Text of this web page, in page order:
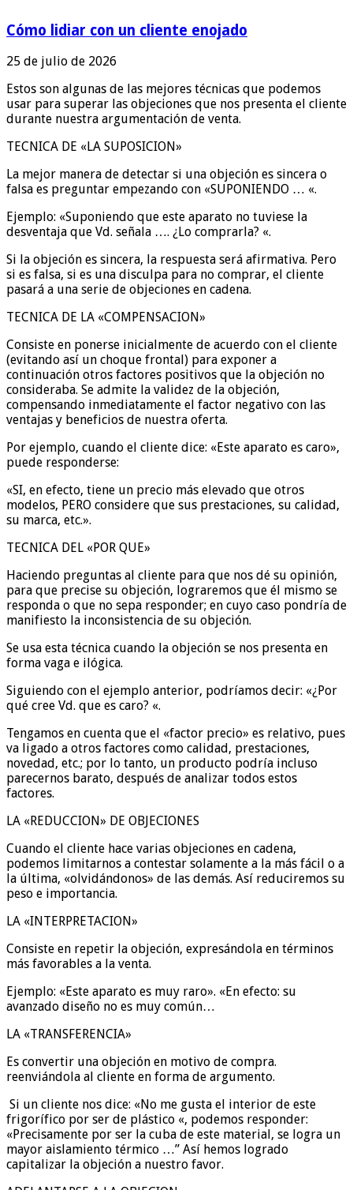
Cómo lidiar con un cliente enojado
25 de julio de 2026
Estos son algunas de las mejores técnicas que podemos
usar para superar las objeciones que nos presenta el cliente
durante nuestra argumentación de venta.
TECNICA DE «LA SUPOSICION»
La mejor manera de detectar si una objeción es sincera o
falsa es preguntar empezando con «SUPONIENDO … «.
Ejemplo: «Suponiendo que este aparato no tuviese la
desventaja que Vd. señala …. ¿Lo comprarla? «.
Si la objeción es sincera, la respuesta será afirmativa. Pero
si es falsa, si es una disculpa para no comprar, el cliente
pasará a una serie de objeciones en cadena.
TECNICA DE LA «COMPENSACION»
Consiste en ponerse inicialmente de acuerdo con el cliente
(evitando así un choque frontal) para exponer a
continuación otros factores positivos que la objeción no
consideraba. Se admite la validez de la objeción,
compensando inmediatamente el factor negativo con las
ventajas y beneficios de nuestra oferta.
Por ejemplo, cuando el cliente dice: «Este aparato es caro»,
puede responderse:
«SI, en efecto, tiene un precio más elevado que otros
modelos, PERO considere que sus prestaciones, su calidad,
su marca, etc.».
TECNICA DEL «POR QUE»
Haciendo preguntas al cliente para que nos dé su opinión,
para que precise su objeción, lograremos que él mismo se
responda o que no sepa responder; en cuyo caso pondría de
manifiesto la inconsistencia de su objeción.
Se usa esta técnica cuando la objeción se nos presenta en
forma vaga e ilógica.
Siguiendo con el ejemplo anterior, podríamos decir: «¿Por
qué cree Vd. que es caro? «.
Tengamos en cuenta que el «factor precio» es relativo, pues
va ligado a otros factores como calidad, prestaciones,
novedad, etc.; por lo tanto, un producto podría incluso
parecernos barato, después de analizar todos estos
factores.
LA «REDUCCION» DE OBJECIONES
Cuando el cliente hace varias objeciones en cadena,
podemos limitarnos a contestar solamente a la más fácil o a
la última, «olvidándonos» de las demás. Así reduciremos su
peso e importancia.
LA «INTERPRETACION»
Consiste en repetir la objeción, expresándola en términos
más favorables a la venta.
Ejemplo: «Este aparato es muy raro». «En efecto: su
avanzado diseño no es muy común…
LA «TRANSFERENCIA»
Es convertir una objeción en motivo de compra.
reenviándola al cliente en forma de argumento.
Si un cliente nos dice: «No me gusta el interior de este
frigorífico por ser de plástico «, podemos responder:
«Precisamente por ser la cuba de este material, se logra un
mayor aislamiento térmico …” Así hemos logrado
capitalizar la objeción a nuestro favor.